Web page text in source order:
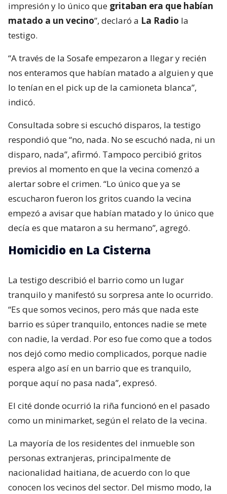
impresión y lo único que gritaban era que habían
matado a un vecino”, declaró a La Radio la
testigo.
“A través de la Sosafe empezaron a llegar y recién
nos enteramos que habían matado a alguien y que
lo tenían en el pick up de la camioneta blanca”,
indicó.
Consultada sobre si escuchó disparos, la testigo
respondió que “no, nada. No se escuchó nada, ni un
disparo, nada”, afirmó. Tampoco percibió gritos
previos al momento en que la vecina comenzó a
alertar sobre el crimen. “Lo único que ya se
escucharon fueron los gritos cuando la vecina
empezó a avisar que habían matado y lo único que
decía es que mataron a su hermano”, agregó.
Homicidio en La Cisterna
La testigo describió el barrio como un lugar
tranquilo y manifestó su sorpresa ante lo ocurrido.
“Es que somos vecinos, pero más que nada este
barrio es súper tranquilo, entonces nadie se mete
con nadie, la verdad. Por eso fue como que a todos
nos dejó como medio complicados, porque nadie
espera algo así en un barrio que es tranquilo,
porque aquí no pasa nada”, expresó.
El cité donde ocurrió la riña funcionó en el pasado
como un minimarket, según el relato de la vecina.
La mayoría de los residentes del inmueble son
personas extranjeras, principalmente de
nacionalidad haitiana, de acuerdo con lo que
conocen los vecinos del sector. Del mismo modo, la